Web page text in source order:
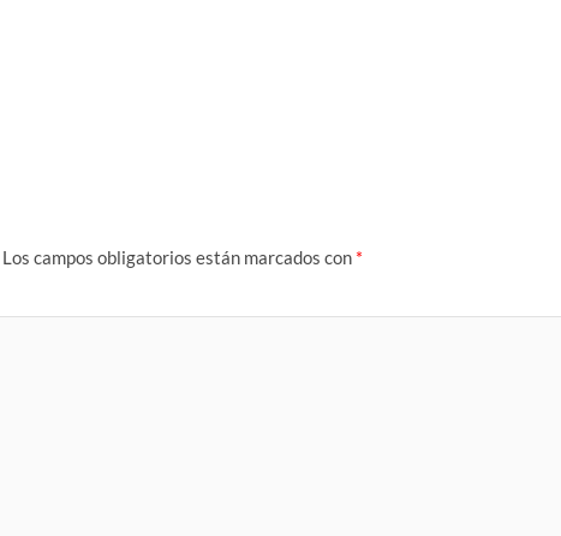
Los campos obligatorios están marcados con *